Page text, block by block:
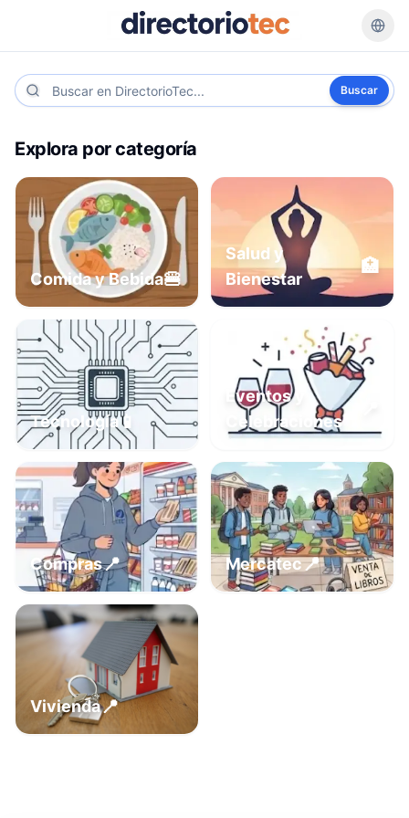
Buscar
Explora por categoría
Comida y Bebida🍔
Salud y
Bienestar
🏥
Tecnología📱
Eventos y
Celebraciones
Compras📍 Mercatec📍
Vivienda📍